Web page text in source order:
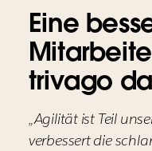
Eine
trivago
„Agilität ist Teil
verbessert die